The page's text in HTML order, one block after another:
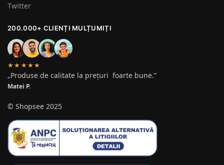
Twitter
200.000+ CLIENȚI MULȚUMIȚI
★★★★★
„Produse de calitate la prețuri foarte bune.”
Matei P.
© Shopsee 2025